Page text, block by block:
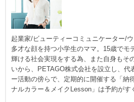
起業家/ビューティーコミュニケーター/
多才な顔を持つ小学生のママ。15歳でモ
輝ける社会実現をする為、また自身もそ
いから、PETAGO株式会社を設立し、代
ー活動の傍らで、定期的に開催する「納
ナルカラー＆メイクLesson」は予約がす